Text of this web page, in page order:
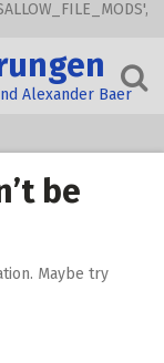
Alexander Baer
be
Maybe try